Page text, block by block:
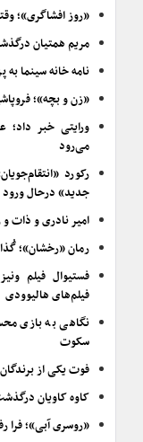
«روز افشاگری»؛
مریم همتیان
نامه خانه سینما
«زن و بچه»؛
ورایتی خبر داد؛
می‌رود
رکورد
جدید» درحال
امیر نادری و ذات و
رمان «رخشان»؛
فیلم‌های هالیوودی
نگاهی به بازی
سکوت
فوت یکی از
کاوه کاویان
«روسری آبی»؛ فرا